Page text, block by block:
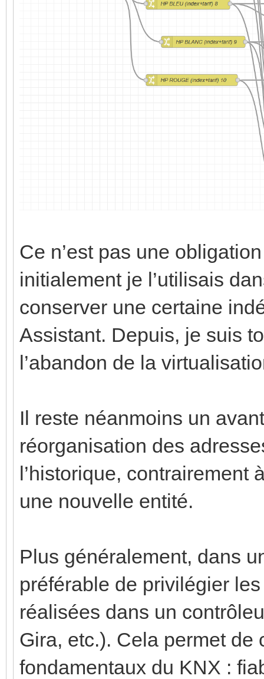
Ce n’est pas une
initialement je l’utilisais
conserver une certaine
Assistant. Depuis, je suis
l’abandon de la
Il reste néanmoins un
réorganisation des
l’historique, contrairement
une nouvelle entité.
Plus généralement, dans
préférable de privilégier
réalisées dans un
Gira, etc.). Cela permet de
fondamentaux du KNX :